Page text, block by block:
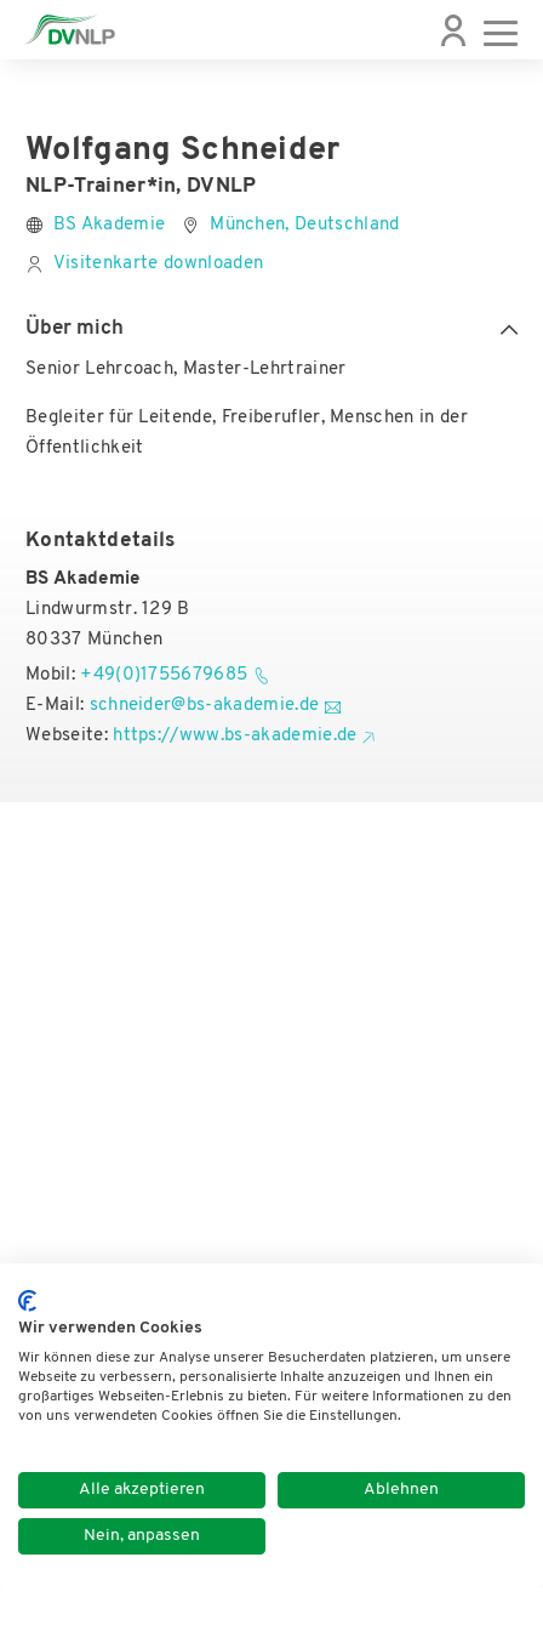
Wolfgang Schneider
NLP-Trainer*in, DVNLP
BS Akademie München, Deutschland
Visitenkarte downloaden
Über mich
Senior Lehrcoach, Master-Lehrtrainer
Begleiter für Leitende, Freiberufler, Menschen in der
Öffentlichkeit
Kontaktdetails
BS Akademie
Lindwurmstr. 129 B
80337 München
Mobil: +49(0)1755679685
E-Mail: schneider@bs-akademie.de
Webseite: https://www.bs-akademie.de
Wir verwenden Cookies
Wir können diese zur Analyse unserer Besucherdaten platzieren, um unsere
Webseite zu verbessern, personalisierte Inhalte anzuzeigen und Ihnen ein
großartiges Webseiten-Erlebnis zu bieten. Für weitere Informationen zu den
von uns verwendeten Cookies öffnen Sie die Einstellungen.
Alle akzeptieren Ablehnen
Nein, anpassen